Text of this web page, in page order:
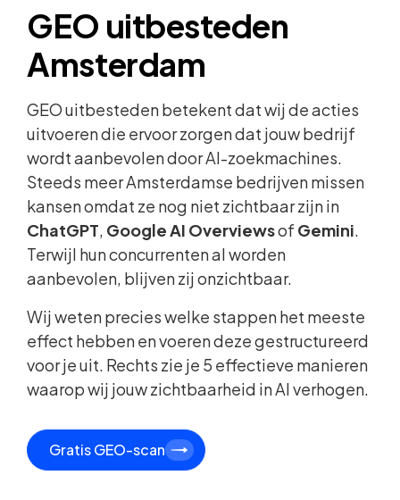
GEO uitbesteden
Amsterdam
GEO uitbesteden betekent dat wij de acties
uitvoeren die ervoor zorgen dat jouw bedrijf
wordt aanbevolen door AI-zoekmachines.
Steeds meer Amsterdamse bedrijven missen
kansen omdat ze nog niet zichtbaar zijn in
ChatGPT, Google AI Overviewsof Gemini.
Terwijl hun concurrenten al worden
aanbevolen, blijven zij onzichtbaar.
Wij weten precies welke stappen het meeste
effect hebben en voeren deze gestructureerd
voor je uit. Rechts zie je 5 effectieve manieren
waarop wij jouw zichtbaarheid in AI verhogen.
Gratis GEO-scan